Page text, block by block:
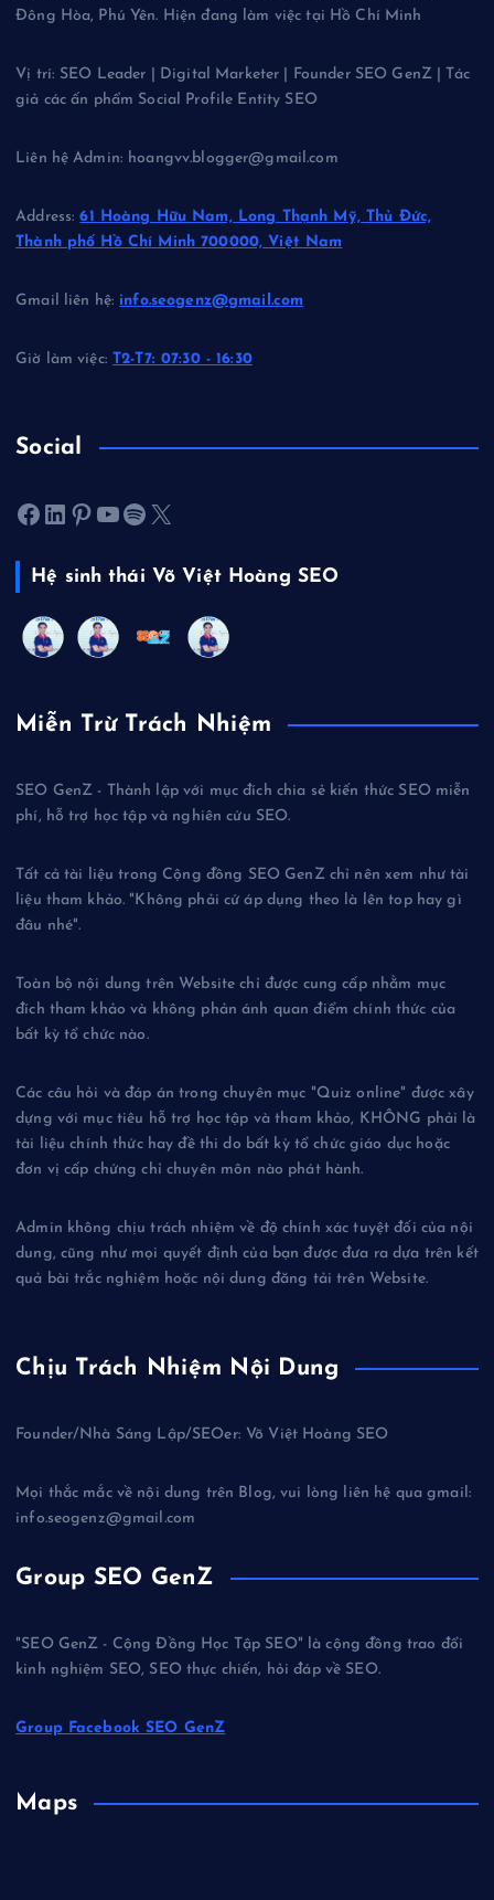
Đông Hòa, Phú Yên. Hiện đang làm việc tại Hồ Chí Minh
Vị trí: SEO Leader | Digital Marketer | Founder SEO GenZ | Tác
giả các ấn phẩm Social Profile Entity SEO
Liên hệ Admin: hoangvv.blogger@gmail.com
Address:61 Hoàng Hữu Nam, Long Thạnh Mỹ, Thủ Đức,
Thành phố Hồ Chí Minh 700000, Việt Nam
Gmail liên hệ: info.seogenz@gmail.com
Giờ làm việc:T2-T7: 07:30 - 16:30
Social
Facebook LinkedIn Pinterest Youtube Spotify X
Hệ sinh thái Võ Việt Hoàng SEO
Miễn Trừ Trách Nhiệm
SEO GenZ - Thành lập với mục đích chia sẻ kiến thức SEO miễn
phí, hỗ trợ học tập và nghiên cứu SEO.
Tất cả tài liệu trong Cộng đồng SEO GenZ chỉ nên xem như tài
liệu tham khảo. "Không phải cứ áp dụng theo là lên top hay gì
đâu nhé".
Toàn bộ nội dung trên Website chỉ được cung cấp nhằm mục
đích tham khảo và không phản ánh quan điểm chính thức của
bất kỳ tổ chức nào.
Các câu hỏi và đáp án trong chuyên mục "Quiz online" được xây
dựng với mục tiêu hỗ trợ học tập và tham khảo, KHÔNG phải là
tài liệu chính thức hay đề thi do bất kỳ tổ chức giáo dục hoặc
đơn vị cấp chứng chỉ chuyên môn nào phát hành.
Admin không chịu trách nhiệm về độ chính xác tuyệt đối của nội
dung, cũng như mọi quyết định của bạn được đưa ra dựa trên kết
quả bài trắc nghiệm hoặc nội dung đăng tải trên Website.
Chịu Trách Nhiệm Nội Dung
Founder/Nhà Sáng Lập/SEOer: Võ Việt Hoàng SEO
Mọi thắc mắc về nội dung trên Blog, vui lòng liên hệ qua gmail:
info.seogenz@gmail.com
Group SEO GenZ
"SEO GenZ - Cộng Đồng Học Tập SEO" là cộng đồng trao đổi
kinh nghiệm SEO, SEO thực chiến, hỏi đáp về SEO.
Group Facebook SEO GenZ
Maps